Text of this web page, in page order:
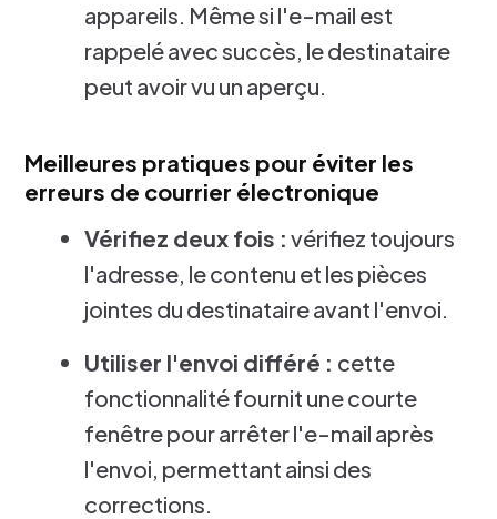
appareils. Même si l'e-mail est
rappelé avec succès, le destinataire
peut avoir vu un aperçu.
Meilleures pratiques pour éviter les
erreurs de courrier électronique
Vérifiez deux fois : vérifiez toujours
l'adresse, le contenu et les pièces
jointes du destinataire avant l'envoi.
Utiliser l'envoi différé : cette
fonctionnalité fournit une courte
fenêtre pour arrêter l'e-mail après
l'envoi, permettant ainsi des
corrections.